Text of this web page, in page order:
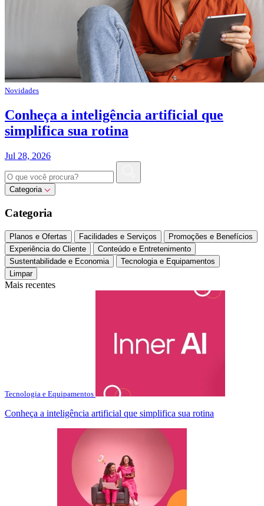
Novidades
Conheça a inteligência artificial que
simplifica sua rotina
Jul 28, 2026
Categoria
Categoria
Planos e Ofertas Facilidades e Serviços
Promoções e Benefícios
Experiência do Cliente
Conteúdo e Entretenimento
Sustentabilidade e Economia
Tecnologia e Equipamentos
Limpar
Mais recentes
Tecnologia e Equipamentos
Conheça a inteligência artificial que simplifica sua rotina